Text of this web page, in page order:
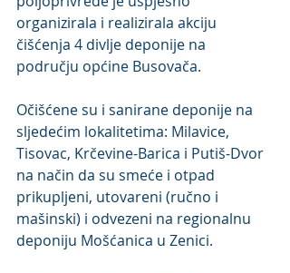
organizirala i realizirala akciju
čišćenja 4 divlje deponije na
području općine Busovača.
Očišćene su i sanirane deponije na
sljedećim lokalitetima: Milavice,
Tisovac, Krčevine-Barica i Putiš-Dvor
na način da su smeće i otpad
prikupljeni, utovareni (ručno i
mašinski) i odvezeni na regionalnu
deponiju Mošćanica u Zenici.